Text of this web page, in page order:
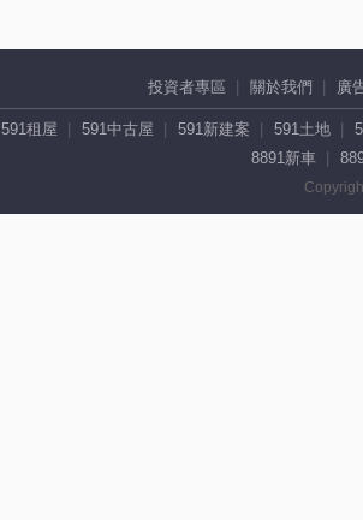
投資者專區 關於我們 廣
591租屋 591中古屋 591新建案 591土地
8891新車